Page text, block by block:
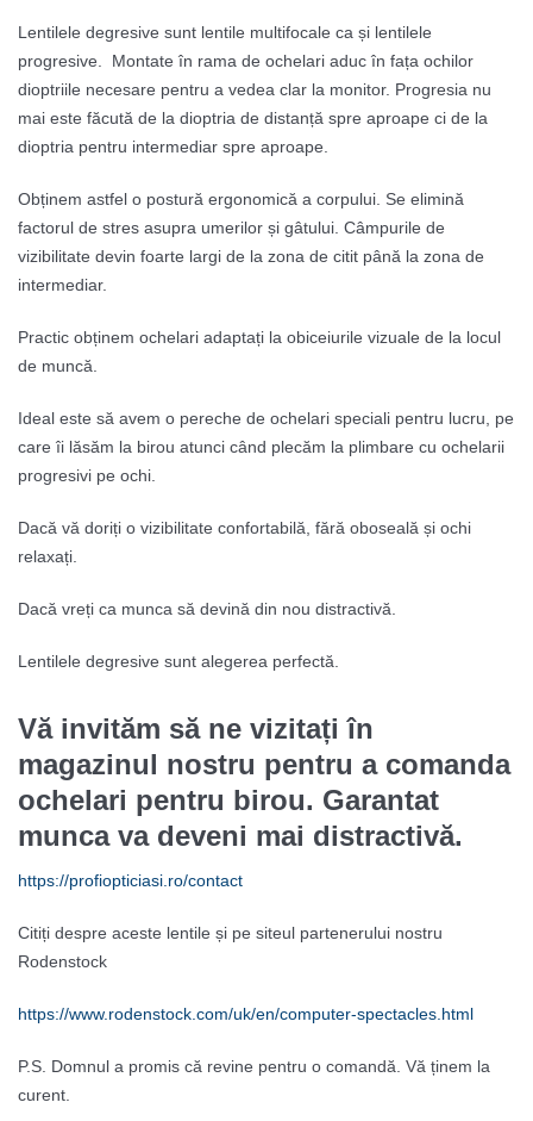
Lentilele degresive sunt lentile multifocale ca și lentilele
progresive. Montate în rama de ochelari aduc în fața ochilor
dioptriile necesare pentru a vedea clar la monitor. Progresia nu
mai este făcută de la dioptria de distanță spre aproape ci de la
dioptria pentru intermediar spre aproape.
Obținem astfel o postură ergonomică a corpului. Se elimină
factorul de stres asupra umerilor și gâtului. Câmpurile de
vizibilitate devin foarte largi de la zona de citit până la zona de
intermediar.
Practic obținem ochelari adaptați la obiceiurile vizuale de la locul
de muncă.
Ideal este să avem o pereche de ochelari speciali pentru lucru, pe
care îi lăsăm la birou atunci când plecăm la plimbare cu ochelarii
progresivi pe ochi.
Dacă vă doriți o vizibilitate confortabilă, fără oboseală și ochi
relaxați.
Dacă vreți ca munca să devină din nou distractivă.
Lentilele degresive sunt alegerea perfectă.
Vă invităm să ne vizitați în
magazinul nostru pentru a comanda
ochelari pentru birou. Garantat
munca va deveni mai distractivă.
https://profiopticiasi.ro/contact
Citiți despre aceste lentile și pe siteul partenerului nostru
Rodenstock
https://www.rodenstock.com/uk/en/computer-spectacles.html
P.S. Domnul a promis că revine pentru o comandă. Vă ținem la
curent.